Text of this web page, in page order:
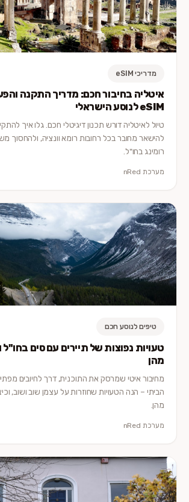
מדריכי eSIM
איטליה בחיבור חכם: מדריך התקנה
eSIM לנוסע הישראלי
להישאר מחובר בכל רחובות רומא וונציה, ולהחסוך
רומינג בחו"ל.
מערכת nRed
טיפים לנוסע חכם
טעויות נפוצות של תיירים עם סים בחו"ל
מהן
מחיבור איטי שמרסק את התוכנית, דרך לחיובים
הביתי – הנה הטעויות שחוזרות על עצמן שוב ושוב,
מהן.
מערכת nRed